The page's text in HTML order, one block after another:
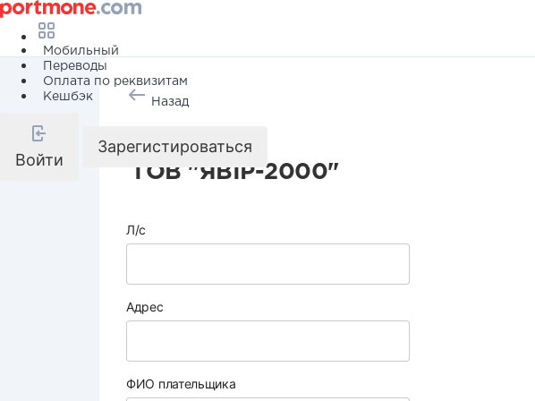
Мобильный
Переводы
Оплата по реквизитам
Кешбэк
Войти
Зарегистироваться
Назад
ТОВ "ЯВІР-2000"
Л/с
Адрес
ФИО плательщика